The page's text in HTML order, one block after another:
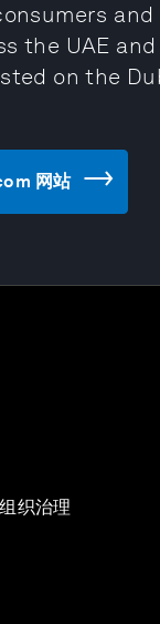
the UAE
on the
网站
织治理